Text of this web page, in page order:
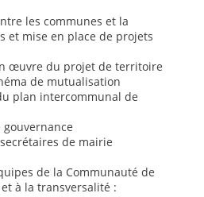
les communes et la
et mise en place de projets
œuvre du projet de territoire
de mutualisation
plan intercommunal de
de mairie
de la Communauté de
à la transversalité :